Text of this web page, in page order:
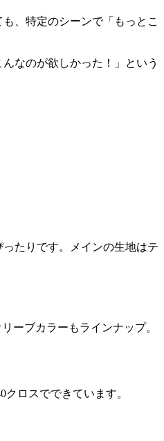
、特定のシーンで「もっとこ
なのが欲しかった！」という
たりです。メインの生地はテ
ーブカラーもラインナップ。
ロスでできています。